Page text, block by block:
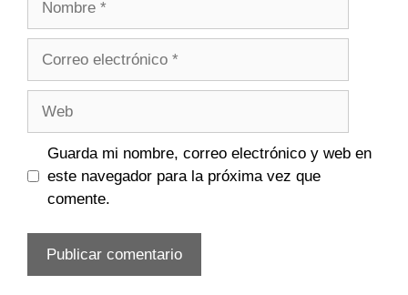
Guarda mi nombre, correo electrónico y web en
este navegador para la próxima vez que
comente.